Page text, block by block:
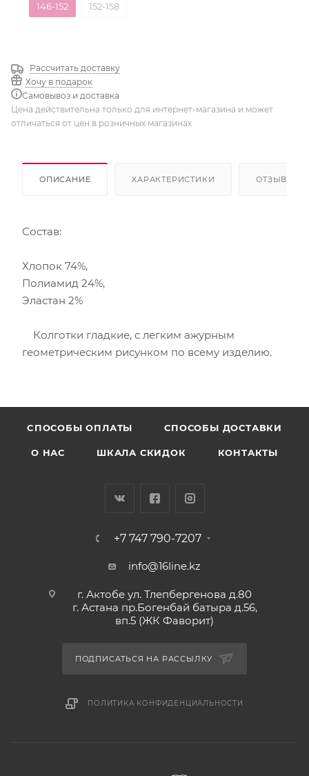
146-152
152-158
Рассчитать доставку
Хочу в подарок
Самовывоз и доставка
Цена действительна только для интернет-магазина и может
отличаться от цен в розничных магазинах
ОПИСАНИЕ ХАРАКТЕРИСТИКИ ОТЗЫВЫ
Состав:
Хлопок 74%,
Полиамид 24%,
Эластан 2%
Колготки гладкие, с легким ажурным
геометрическим рисунком по всему изделию.
CПОСОБЫ ОПЛАТЫ СПОСОБЫ ДОСТАВКИ
О НАС ШКАЛА СКИДОК КОНТАКТЫ
+7 747 790-7207
info@16line.kz
г. Актобе ул. Тлепбергенова д.80
г. Астана пр.Богенбай батыра д.56,
вп.5 (ЖК Фаворит)
ПОДПИСАТЬСЯ НА РАССЫЛКУ
ПОЛИТИКА КОНФИДЕНЦИАЛЬНОСТИ